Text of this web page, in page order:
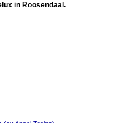
in Roosendaal.